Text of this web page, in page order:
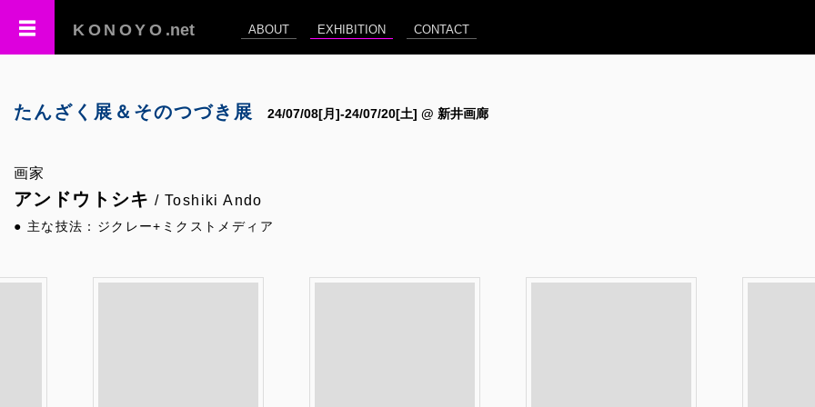
KONOYO .net ABOUT EXHIBITION CONTACT
たんざく展＆そのつづき展 24/07/08[月]-24/07/20[土] @ 新井画廊
画家
アンドウトシキ / Toshiki Ando
● 主な技法：ジクレー+ミクストメディア